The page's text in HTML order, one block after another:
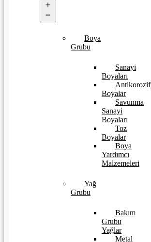
menu
Boya
Grubu
Sanayi
Boyaları
Antikorozif
Boyalar
Savunma
Sanayi
Boyaları
Toz
Boyalar
Boya
Yardımcı
Malzemeleri
Yağ
Grubu
Bakım
Grubu
Yağlar
Metal